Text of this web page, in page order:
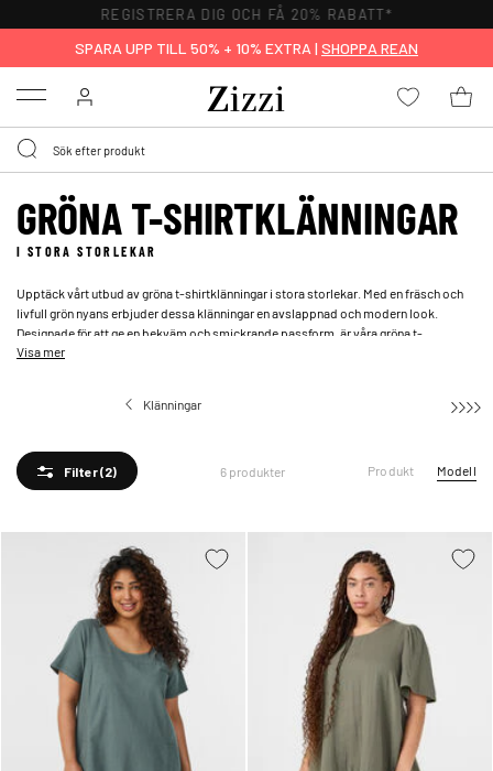
REGISTRERA DIG OCH FÅ 20% RABATT*
SPARA UPP TILL 50% + 10% EXTRA | SHOPPA REAN
Menu
GRÖNA T-SHIRTKLÄNNINGAR
I STORA STORLEKAR
Upptäck vårt utbud av gröna t-shirtklänningar i stora storlekar. Med en fräsch och
livfull grön nyans erbjuder dessa klänningar en avslappnad och modern look.
Designade för att ge en bekväm och smickrande passform, är våra gröna t-
shirtklänningar ett perfekt val för att uppdatera din garderob med något både stiligt
Visa mer
Klänningar T-Shirtklänningar
Filter(2) 6 produkter Produkt Modell